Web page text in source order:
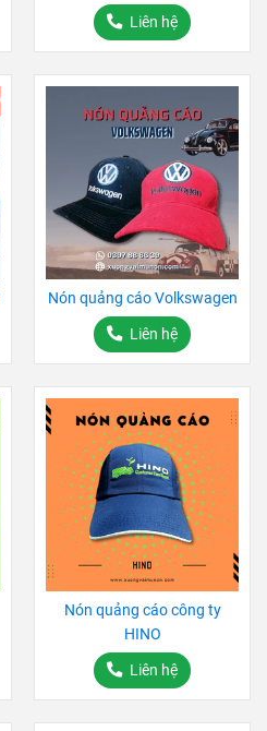
Liên hệ
Nón quảng cáo Volkswagen
Liên hệ
Nón quảng cáo công ty
HINO
Liên hệ